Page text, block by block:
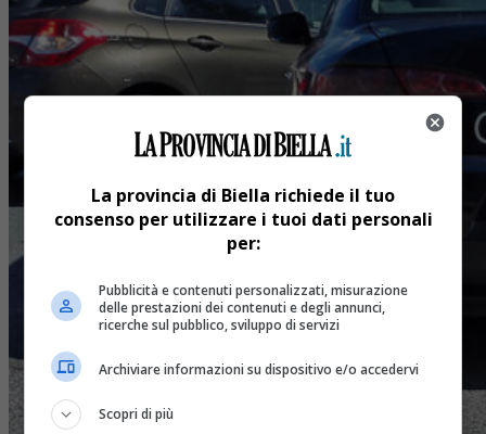
La provincia di Biella richiede il tuo
consenso per utilizzare i tuoi dati personali
per:
Pubblicità e contenuti personalizzati, misurazione
delle prestazioni dei contenuti e degli annunci,
ricerche sul pubblico, sviluppo di servizi
Archiviare informazioni su dispositivo e/o accedervi
Scopri di più